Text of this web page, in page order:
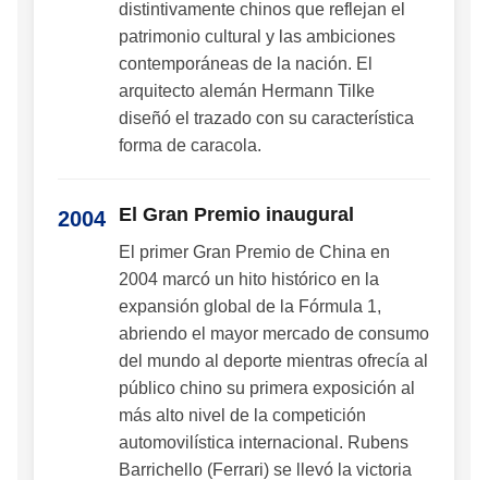
distintivamente chinos que reflejan el
patrimonio cultural y las ambiciones
contemporáneas de la nación. El
arquitecto alemán Hermann Tilke
diseñó el trazado con su característica
forma de caracola.
2004 El Gran Premio inaugural
El primer Gran Premio de China en
2004 marcó un hito histórico en la
expansión global de la Fórmula 1,
abriendo el mayor mercado de consumo
del mundo al deporte mientras ofrecía al
público chino su primera exposición al
más alto nivel de la competición
automovilística internacional. Rubens
Barrichello (Ferrari) se llevó la victoria